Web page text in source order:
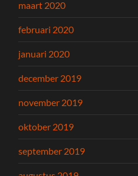
maart 2020
februari 2020
januari 2020
december 2019
november 2019
oktober 2019
september 2019